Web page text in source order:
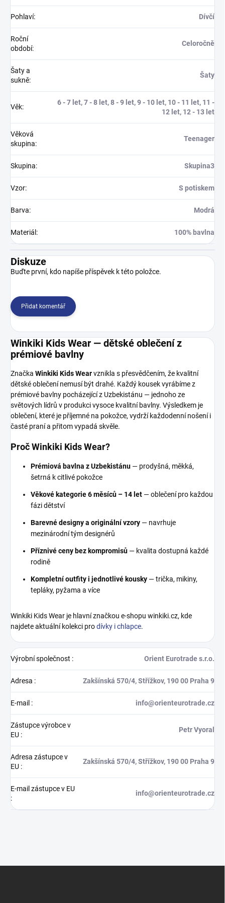
Pohlaví: Dívčí
Roční
období:
Celoročně
Šaty a
sukně:
Šaty
Věk:
6 - 7 let, 7 - 8 let, 8 - 9 let, 9 - 10 let, 10 - 11 let, 11 -
12 let, 12 - 13 let
Věková
skupina:
Teenager
Skupina: Skupina3
Vzor: S potiskem
Barva: Modrá
Materiál : 100% bavlna
Diskuze
Buďte první, kdo napíše příspěvek k této položce.
Přidat komentář
Winkiki Kids Wear — dětské oblečení z
prémiové bavlny
Značka Winkiki Kids Wearvznikla s přesvědčením, že kvalitní
dětské oblečení nemusí být drahé. Každý kousek vyrábíme z
prémiové bavlny pocházející z Uzbekistánu — jednoho ze
světových lídrů v produkci vysoce kvalitní bavlny. Výsledkem je
oblečení, které je příjemné na pokožce, vydrží každodenní nošení i
časté praní a přitom vypadá skvěle.
Proč Winkiki Kids Wear?
Prémiová bavlna z Uzbekistánu — prodyšná, měkká,
šetrná k citlivé pokožce
Věkové kategorie 6 měsíců – 14 let — oblečení pro každou
fázi dětství
Barevné designy a originální vzory — navrhuje
mezinárodní tým designérů
Příznivé ceny bez kompromisů — kvalita dostupná každé
rodině
Kompletní outfity i jednotlivé kousky — trička, mikiny,
tepláky, pyžama a více
Winkiki Kids Wear je hlavní značkou e-shopu winkiki.cz, kde
najdete aktuální kolekci prodívky i chlapce.
Výrobní společnost : Orient Eurotrade s.r.o.
Adresa : Zakšínská 570/4, Střížkov, 190 00 Praha 9
E-mail : info@orienteurotrade.cz
Zástupce výrobce v
EU :
Petr Vyoral
Adresa zástupce v
EU :
Zakšínská 570/4, Střížkov, 190 00 Praha 9
E-mail zástupce v EU
:
info@orienteurotrade.cz